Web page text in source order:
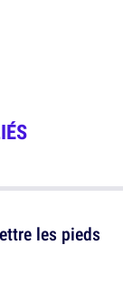
les pieds